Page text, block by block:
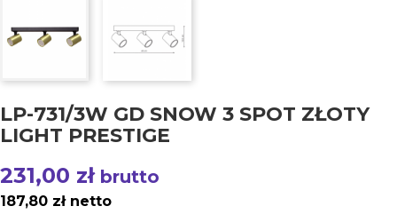
LP-731/3W GD SNOW 3 SPOT ZŁOTY
LIGHT PRESTIGE
231,00 zł brutto
187,80 zł netto